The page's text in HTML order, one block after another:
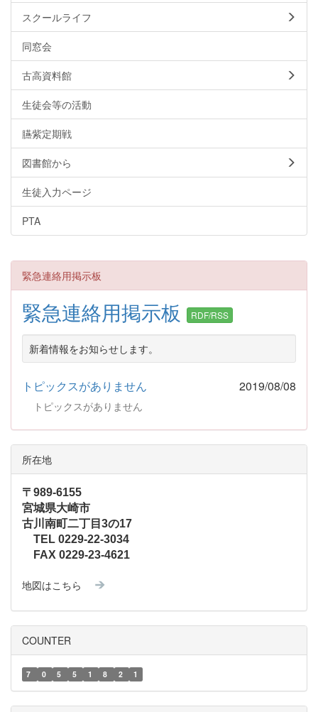
スクールライフ
同窓会
古高資料館
生徒会等の活動
臙紫定期戦
図書館から
生徒入力ページ
PTA
緊急連絡用掲示板
緊急連絡用掲示板 RDF/RSS
新着情報をお知らせします。
トピックスがありません 2019/08/08
トピックスがありません
所在地
〒989-6155
宮城県大崎市
古川南町二丁目3の17
TEL 0229-22-3034
FAX 0229-23-4621
地図はこちら
COUNTER
7 0 5 5 1 8 2 1